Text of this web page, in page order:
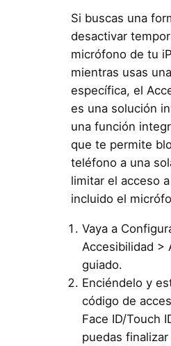
Si buscas una
desactivar
micrófono de tu
mientras usas
específica, el
es una solución
una función
que te permite
teléfono a una
limitar el acceso
incluido el
Vaya a
Accesibilidad >
guiado.
Enciéndelo y
código de
Face ID/Touch
puedas